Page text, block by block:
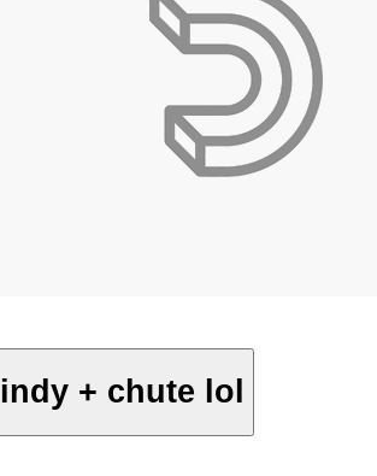
transfert indy + chute lol